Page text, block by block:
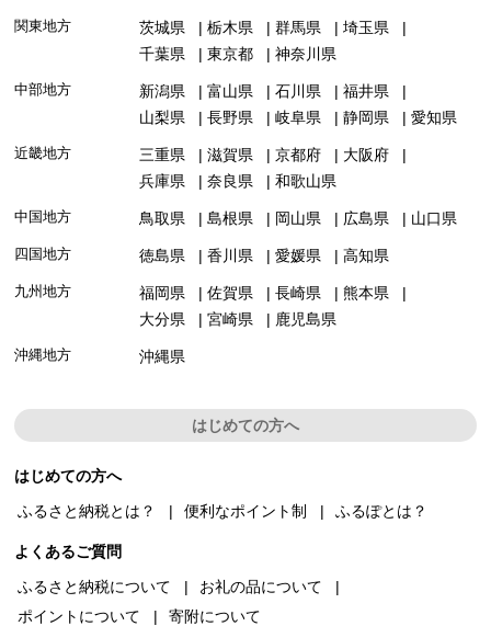
関東地方 茨城県 栃木県 群馬県
埼玉県
千葉県
東京都 神奈川県
中部地方 新潟県 富山県 石川県
福井県
山梨県
長野県 岐阜県 静岡県 愛知県
近畿地方 三重県 滋賀県 京都府
大阪府
兵庫県
奈良県 和歌山県
中国地方 鳥取県 島根県 岡山県 広島県 山口県
四国地方 徳島県 香川県 愛媛県 高知県
九州地方 福岡県 佐賀県 長崎県
熊本県
大分県
宮崎県 鹿児島県
沖縄地方 沖縄県
はじめての方へ
はじめての方へ
ふるさと納税とは？
便利なポイント制 ふるぽとは？
よくあるご質問
ふるさと納税について
お礼の品について
ポイントについて
寄附について